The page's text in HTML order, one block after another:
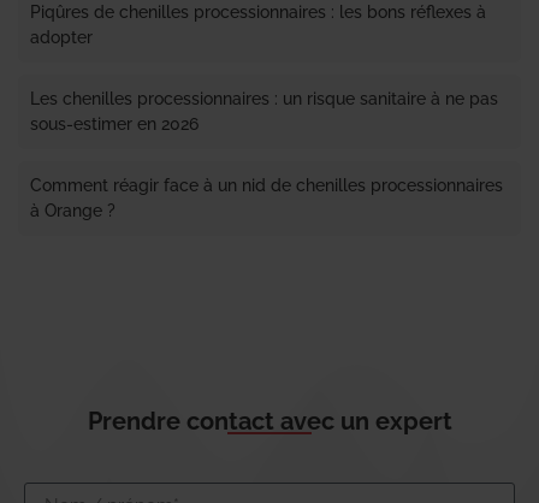
Piqûres de chenilles processionnaires : les bons réflexes à
adopter
Les chenilles processionnaires : un risque sanitaire à ne pas
sous-estimer en 2026
Comment réagir face à un nid de chenilles processionnaires
à Orange ?
Prendre contact avec un expert